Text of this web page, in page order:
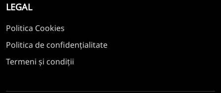
LEGAL
Politica Cookies
Politica de confidențialitate
Termeni și condiții